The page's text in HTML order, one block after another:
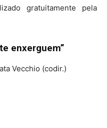
gratuitamente pela
enxerguem”
Vecchio (codir.)